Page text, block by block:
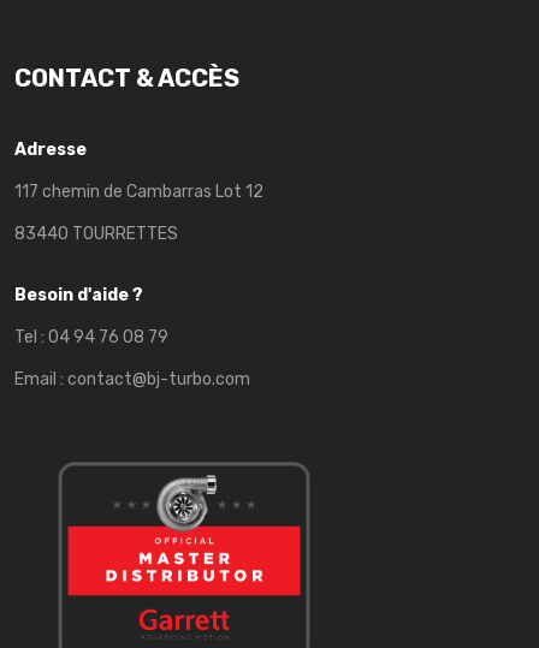
CONTACT & ACCÈS
Adresse
117 chemin de Cambarras Lot 12
83440 TOURRETTES
Besoin d'aide ?
Tel : 04 94 76 08 79
Email : contact@bj-turbo.com